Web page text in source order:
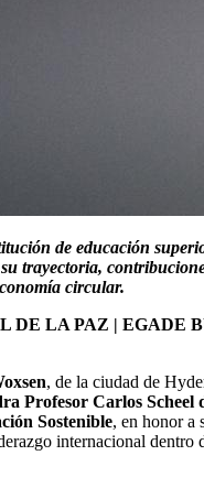
de educación
trayectoria,
circular.
DE LA PAZ | EGADE
, de la ciudad de
Profesor Carlos Scheel
Sostenible, en honor a
internacional dentro